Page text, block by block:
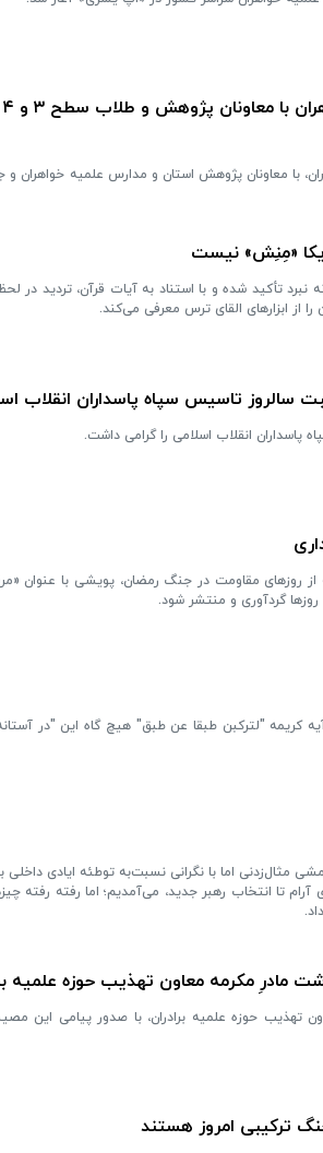
با معاونان پژوهش استان و مدارس علمیه خواهران و
«مِنِش» نیست
تأکید شده و با استناد به آیات قرآن، تردید در
از ابزارهای القای ترس معرفی می‌کند.
سالروز تاسیس سپاه پاسداران انقلاب
پاسداران انقلاب اسلامی را گرامی داشت.
از روزهای مقاومت در جنگ رمضان، پویشی با عنوان
روزها گردآوری و منتشر شود.
"لترکبن طبقا عن طبق" هیچ گاه این "در
مثال‌زدنی اما با نگرانی نسبت‌به توطئه ایادی داخلی
تا انتخاب رهبر جدید، می‌آمدیم؛ اما رفته رفته
مادرِ مکرمه معاون تهذیب حوزه علمیه
تهذیب حوزه علمیه برادران، با صدور پیامی این
ترکیبی امروز هستند